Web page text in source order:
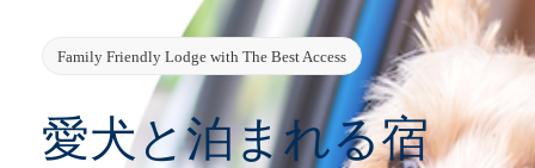
Family Friendly Lodge with The Best Access
愛犬と泊まれる宿